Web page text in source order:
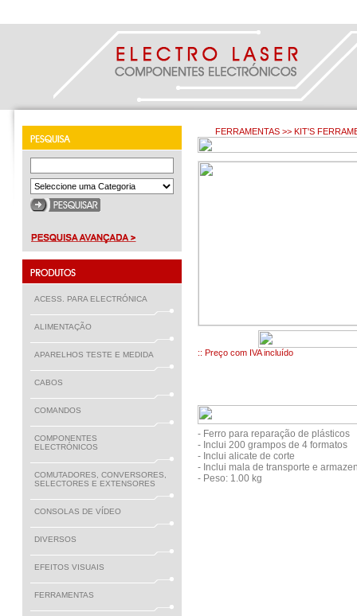
ACESS. PARA ELECTRÓNICA
ALIMENTAÇÃO
APARELHOS TESTE E MEDIDA
CABOS
COMANDOS
COMPONENTES
ELECTRÓNICOS
COMUTADORES, CONVERSORES,
SELECTORES E EXTENSORES
CONSOLAS DE VÍDEO
DIVERSOS
EFEITOS VISUAIS
FERRAMENTAS
FERRAMENTAS >> KIT'S
:: Preço com IVA incluído
- Ferro para reparação de plásticos
- Inclui 200 grampos de 4 formatos
- Inclui alicate de corte
- Inclui mala de transporte e
- Peso: 1.00 kg